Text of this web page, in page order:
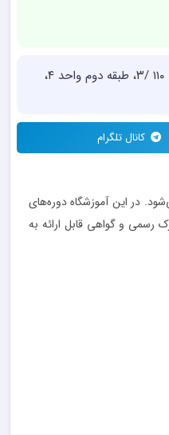
کرج، خیابان شهید بهشتی، بین چهارراه طالقانی و میدان شهدا، روبه روی بانک پاسارگاد، ساختمان پزشکان ۱۱۰ /۳، طبقه دوم واحد ۴،
کانال تلگرام
در این آموزشگاه دوره‌های
رسمی و گواهی قابل ارائه به